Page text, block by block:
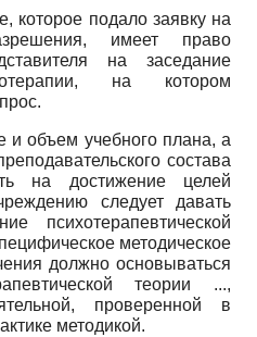
подало заявку на
имеет право
на заседание
на котором
учебного плана, а
состава
на достижение целей
следует давать
психотерапевтической
методическое
должно основываться
теории ...,
проверенной в
методикой.